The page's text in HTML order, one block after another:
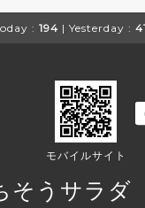
: 194 | Yesterday :
モバイルサイト
そうサラ